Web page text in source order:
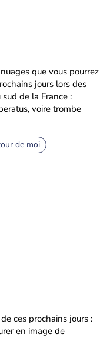
que vous pourrez
jours lors des
de la France :
voire trombe
de moi
ces prochains jours :
en image de